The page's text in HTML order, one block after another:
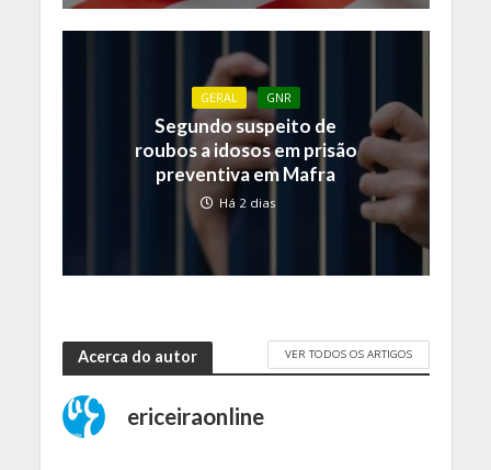
GERAL GNR
Segundo suspeito de
roubos a idosos em prisão
preventiva em Mafra
Há 2 dias
Acerca do autor VER TODOS OS ARTIGOS
ericeiraonline